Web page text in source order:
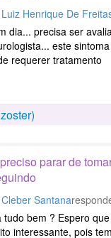
Luiz Henrique De
dia... precisa ser
este
requerer tratamento
parar de
Cleber Santana
tudo bem ? Espero
interessante, pois